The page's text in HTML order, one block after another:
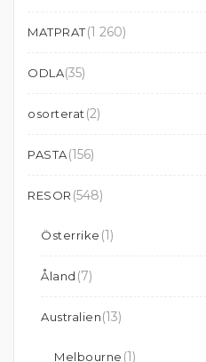
MATPRAT(1 260)
ODLA(35)
osorterat (2)
PASTA(156)
RESOR (548)
Österrike (1)
Åland (7)
Australien(13)
Melbourne (1)